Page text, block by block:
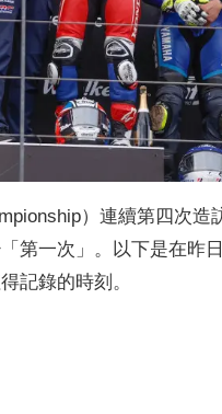
）連續第四次造
第一次」。以下是在昨
記錄的時刻。